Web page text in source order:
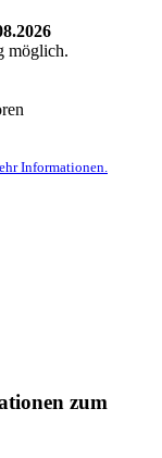
möglich.
Informationen.
zum